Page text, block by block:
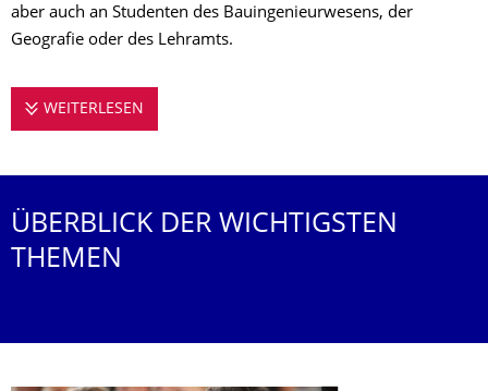
aber auch an Studenten des Bauingenieurwesens, der
Geografie oder des Lehramts.
WEITERLESEN
ÜBERBLICK DER WICHTIGSTEN
THEMEN